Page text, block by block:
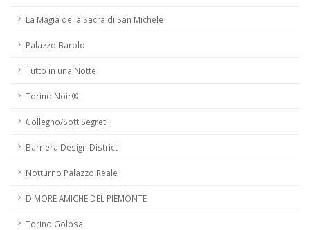
La Magia della Sacra di San Michele
Palazzo Barolo
Tutto in una Notte
Torino Noir®
Collegno/Sott Segreti
Barriera Design District
Notturno Palazzo Reale
DIMORE AMICHE DEL PIEMONTE
Torino Golosa